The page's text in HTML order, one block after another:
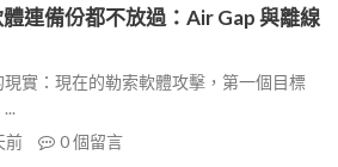
連備份都不放過：Air Gap 與離線
實：現在的勒索軟體攻擊，第一個目標
前 0個留言